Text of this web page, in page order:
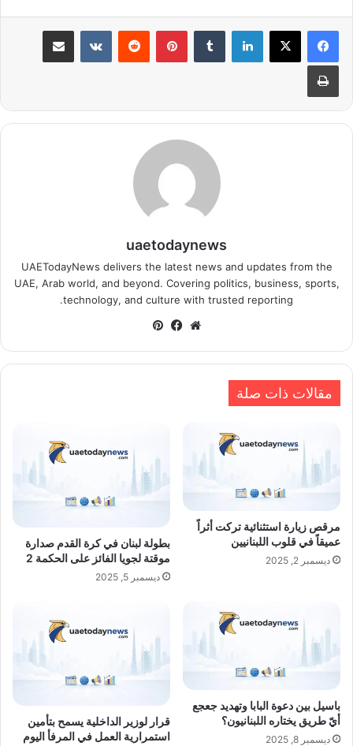
لينكدإن بينتيريست مشاركة عبر البريد
طباعة
uaetodaynews
UAETodayNews delivers the latest news and updates from the
UAE, Arab world, and beyond. Covering politics, business, sports,
technology, and culture with trusted reporting.
موقعفيسبوك
مقالات ذات صلة
مرقص زيارة استثنائية تركت أثراً
عميقاً في قلوب اللبنانيين
ديسمبر 2, 2025
بطولة لبنان في كرة القدم صدارة
موقتة لجويا الفائز على الحكمة 2
ديسمبر 5, 2025
باسيل بين دعوة البابا وتهديد جعجع
أيّ طريق يختاره اللبنانيون؟
ديسمبر 8, 2025
قرار لوزير الداخلية يسمح بتأمين
استمرارية العمل في المرفأ اليوم